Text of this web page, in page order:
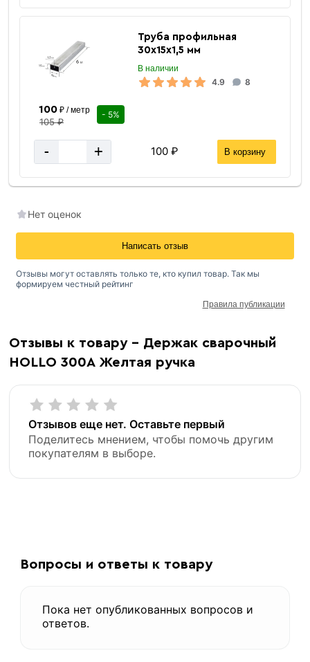
Труба профильная
30х15х1,5 мм
В наличии
4.9 8
100₽ / метр
105 ₽
- 5%
- + 100 ₽ В корзину
Отзывы к товару - Держак сварочный
HOLLO 300А Желтая ручка
Отзывов еще нет. Оставьте первый
Поделитесь мнением, чтобы помочь другим
покупателям в выборе.
Нет оценок
Написать отзыв
Отзывы могут оставлять только те, кто купил товар. Так мы
формируем честный рейтинг
Правила публикации
Вопросы и ответы к товару
Пока нет опубликованных вопросов и
ответов.